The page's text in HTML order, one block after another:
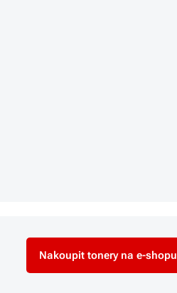
Nakoupit tonery na e-shopu